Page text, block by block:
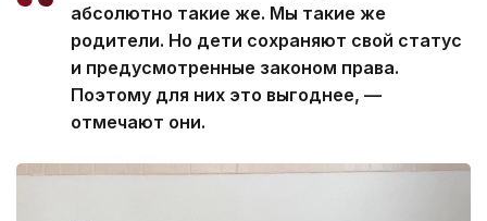
абсолютно такие же. Мы такие же
родители. Но дети сохраняют свой статус
и предусмотренные законом права.
Поэтому для них это выгоднее, —
отмечают они.